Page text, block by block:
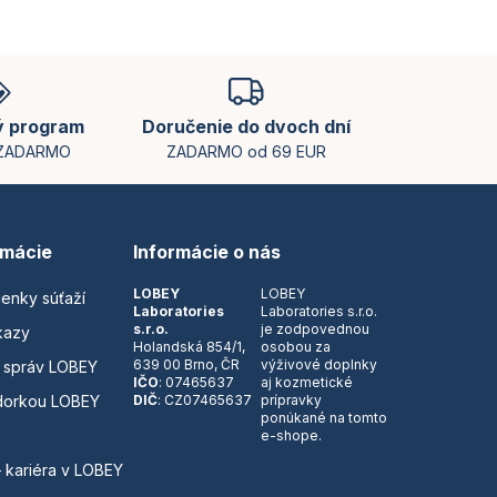
program Doručenie do dvoch dní
ZADARMO od 69 EUR
súťaží
LOBEY
LOBEY
v LOBEY
Informácie o nás
LOBEY
Laboratories
s.r.o.
Holandská 854/1,
639 00 Brno, ČR
IČO: 07465637
DIČ: CZ07465637
LOBEY
Laboratories s.r.o.
je zodpovednou
osobou za
výživové doplnky
aj kozmetické
prípravky
ponúkané na tomto
e-shope.